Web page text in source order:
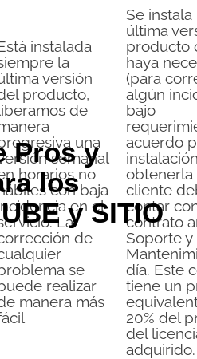
Pros y
los
y SITIO
instalada
la
versión
producto,
de
una
semanal
horarios no
con baja
en el
La
de
se
realizar
manera más
Se instala
última
producto
haya
(para
algún
bajo
acuerdo
obtenerla
cliente
contar
contrato
Soporte y
día. Este
tiene un
20% del
del
adquirido.